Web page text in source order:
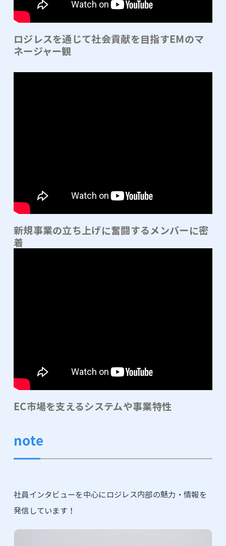
ロジレスを通じて社会貢献を目指すEMのマ
ネージャー観
新規事業の立ち上げに奮闘するメンバーに密
着
EC市場を支えるシステムや事業特性
note
社員インタビューを中心にロジレス内部の魅力・情報を
発信しています！